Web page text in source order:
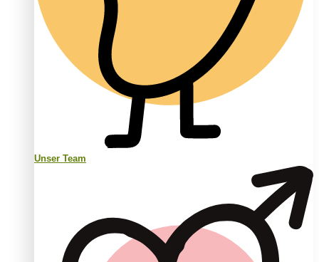
Unser Team